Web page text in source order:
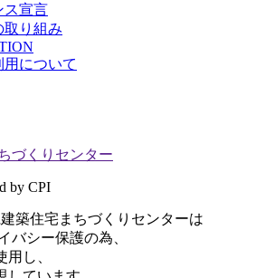
ス宣言
取り組み
について
築住宅まちづくりセンターは
バシー保護の為、
し、